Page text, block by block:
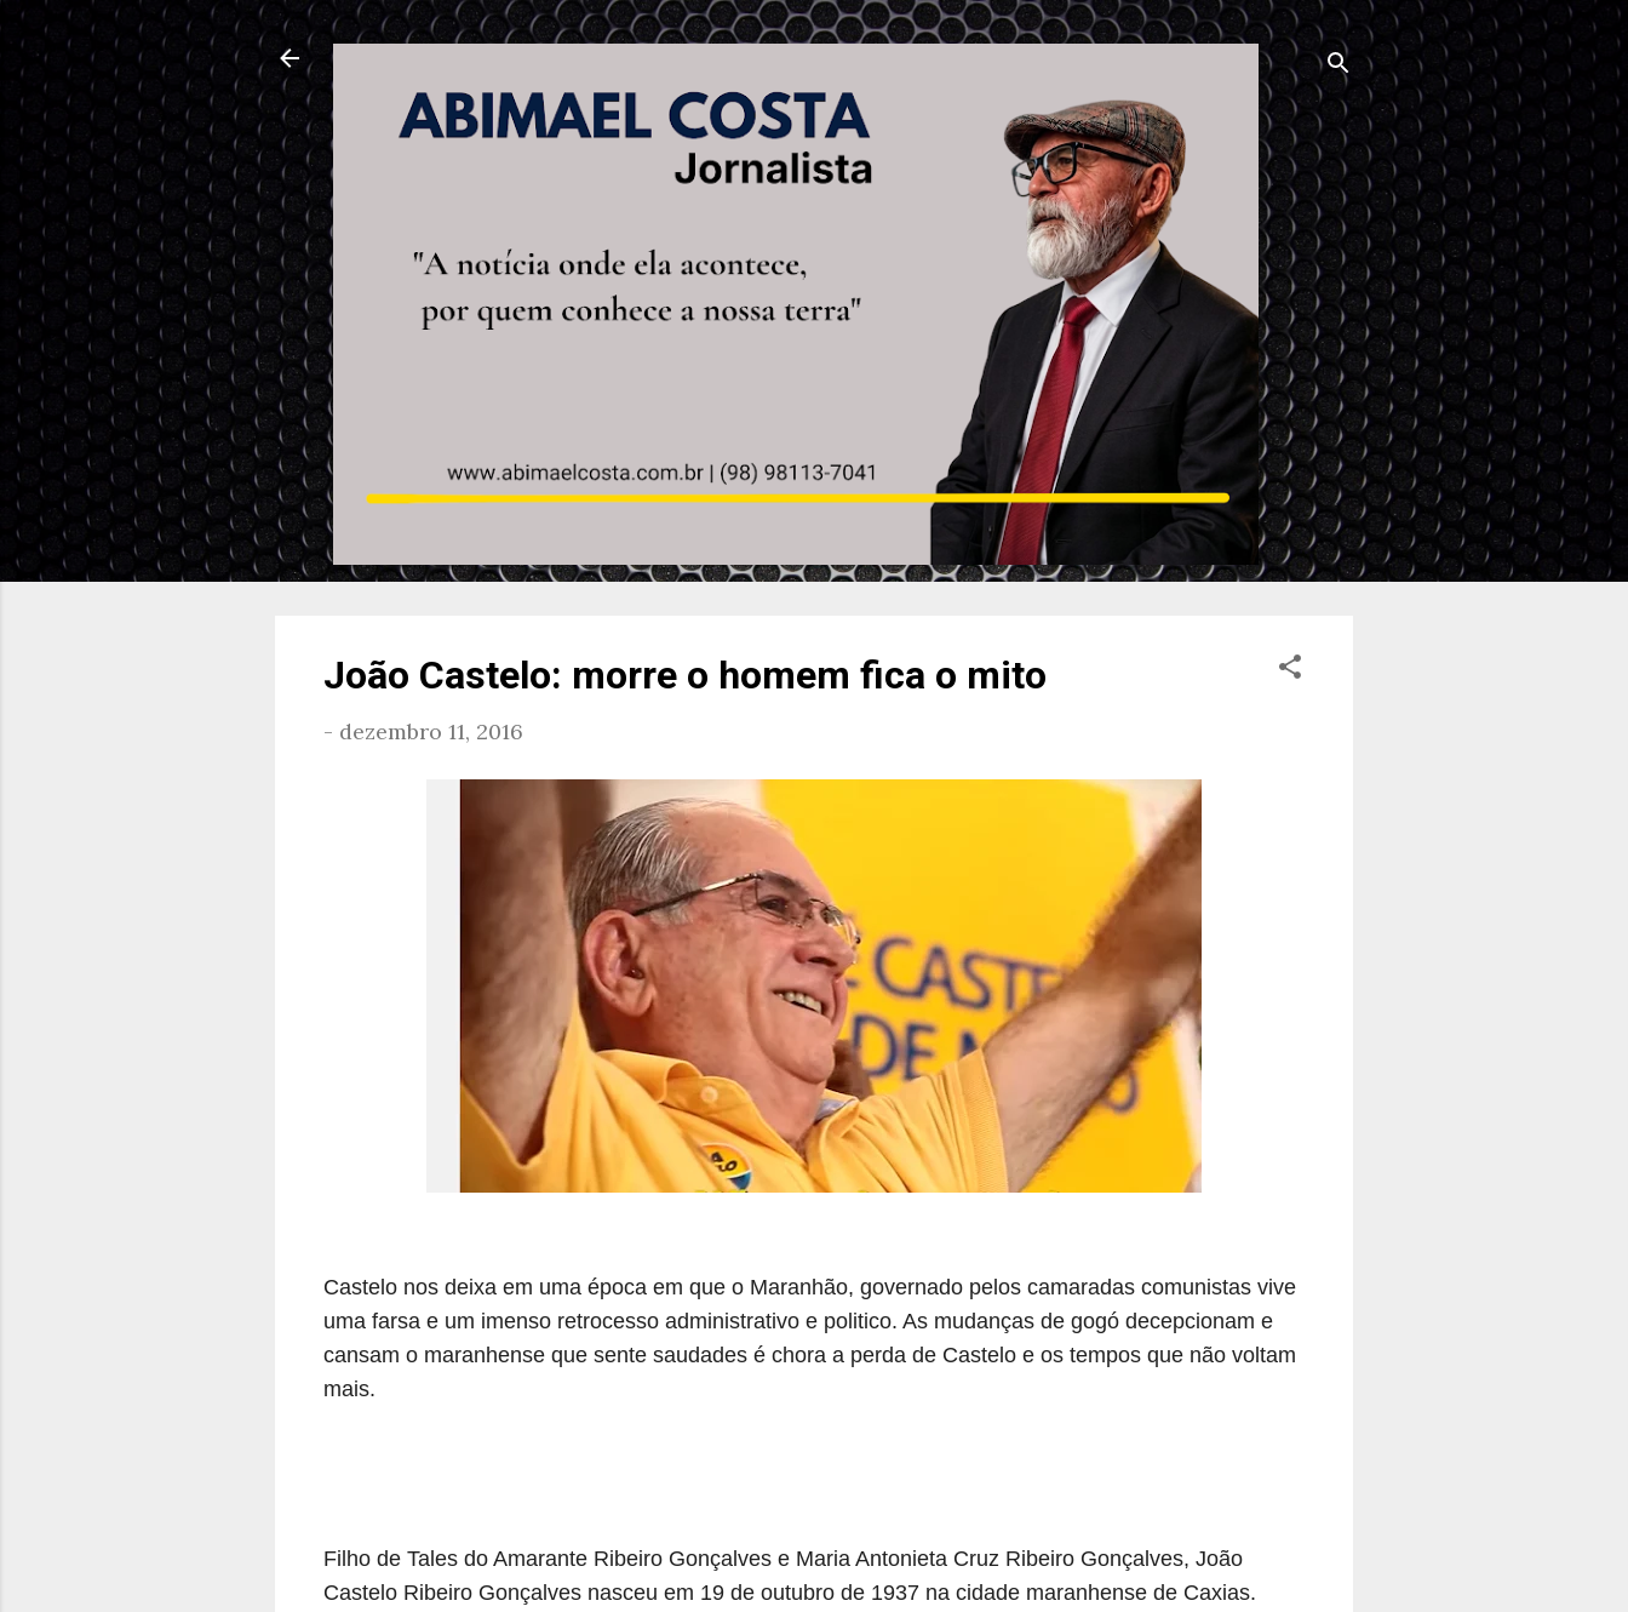
Pular para o conteúdo principal
João Castelo: morre o homem fica o mito
- dezembro 11, 2016
Castelo nos deixa em uma época em que o Maranhão, governado pelos camaradas comunistas vive
uma farsa e um imenso retrocesso administrativo e politico. As mudanças de gogó decepcionam e
cansam o maranhense que sente saudades é chora a perda de Castelo e os tempos que não voltam
mais.
Filho de Tales do Amarante Ribeiro Gonçalves e Maria Antonieta Cruz Ribeiro Gonçalves, João
Castelo Ribeiro Gonçalves nasceu em 19 de outubro de 1937 na cidade maranhense de Caxias.